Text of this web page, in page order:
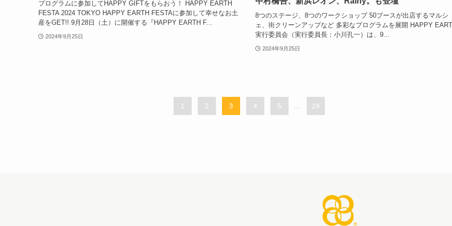
プログラムに参加してHAPPY GIFTをもらおう！ HAPPY EARTH
FESTA 2024 TOKYO HAPPY EARTH FESTAに参加して幸せなお土
産をGET!! 9月28日（土）に開催する『HAPPY EARTH F...
2024年9月25日
8つのステージ、8つのワークショップ 50ブースが出店するマルシ
ェ、街クリーンアップなど 多彩なプログラムを展開 HAPPY
実行委員会（実行委員長：小川孔一）は、9...
2024年9月25日
1 2 3 4 5 24